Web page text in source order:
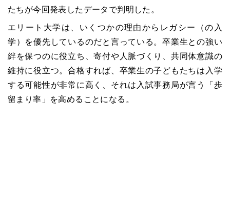
たちが今回発表したデータで判明した。
エリート大学は、いくつかの理由からレガシー（の入
学）を優先しているのだと言っている。卒業生との強い
絆を保つのに役立ち、寄付や人脈づくり、共同体意識の
維持に役立つ。合格すれば、卒業生の子どもたちは入学
する可能性が非常に高く、それは入試事務局が言う「歩
留まり率」を高めることになる。